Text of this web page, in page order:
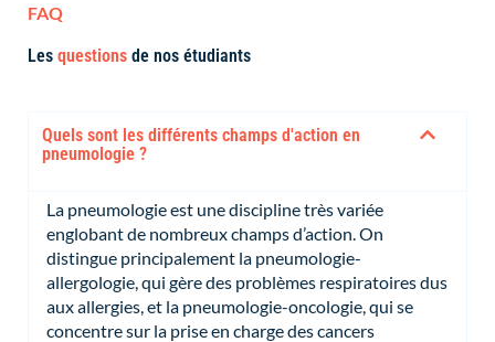
FAQ
Les questions de nos étudiants
Quels sont les différents champs d'action en
pneumologie ?
La pneumologie est une discipline très variée
englobant de nombreux champs d’action. On
distingue principalement la pneumologie-
allergologie, qui gère des problèmes respiratoires dus
aux allergies, et la pneumologie-oncologie, qui se
concentre sur la prise en charge des cancers